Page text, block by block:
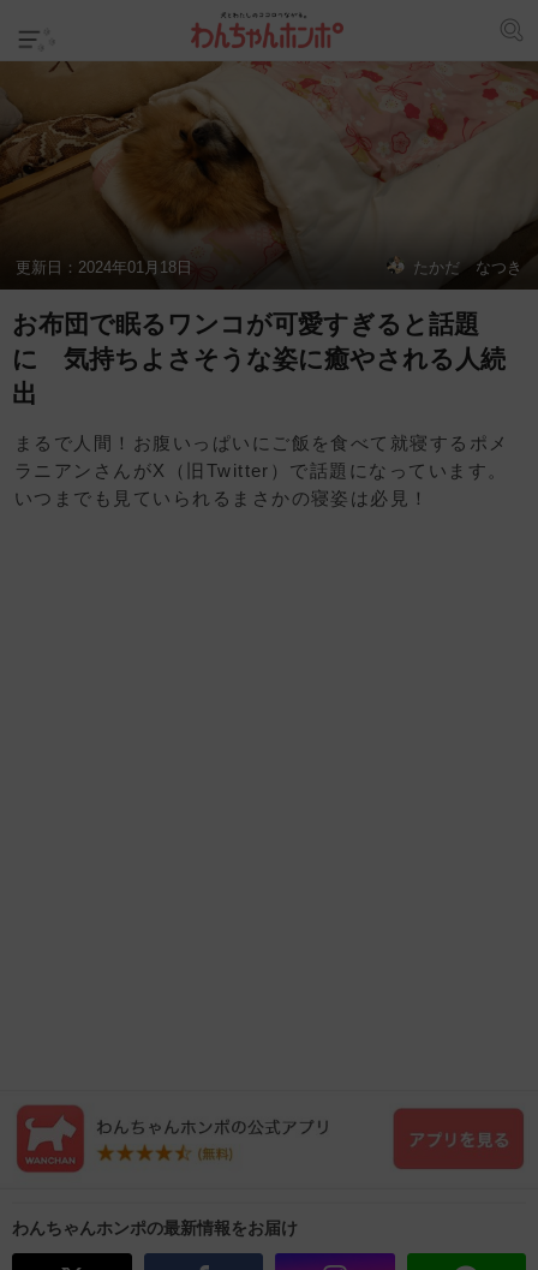
更新日： 2024年01月18日 たかだ なつき
お布団で眠るワンコが可愛すぎると話題
に 気持ちよさそうな姿に癒やされる人続
出
まるで人間！お腹いっぱいにご飯を食べて就寝するポメ
ラニアンさんがX（旧Twitter）で話題になっています。
いつまでも見ていられるまさかの寝姿は必見！
わんちゃんホンポの最新情報をお届け